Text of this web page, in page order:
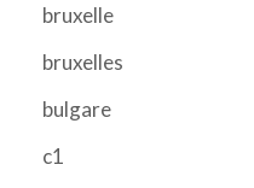
bruxelle
bruxelles
bulgare
c1